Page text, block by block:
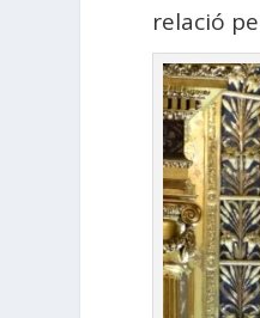
relació